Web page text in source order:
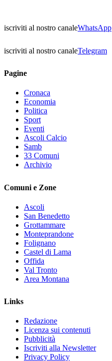
iscriviti al nostro canaleWhatsApp
iscriviti al nostro canaleTelegram
Pagine
Cronaca
Economia
Politica
Sport
Eventi
Ascoli Calcio
Samb
33 Comuni
Archivio
Comuni e Zone
Ascoli
San Benedetto
Grottammare
Monteprandone
Folignano
Castel di Lama
Offida
Val Tronto
Area Montana
Links
Redazione
Licenza sui contenuti
Pubblicità
Iscriviti alla Newsletter
Privacy Policy